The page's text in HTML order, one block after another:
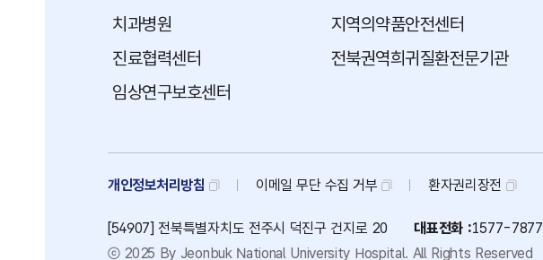
치과병원
지역의약품안전센터
진료협력센터
전북권역희귀질환전문기관
임상연구보호센터
개인정보처리방침 이메일 무단수집 거부 환자권리장전
[54907] 전북특별자치도 전주시 덕진구 건지로 20 대표전화 :1577-7877
ⓒ 2025 By Jeonbuk National University Hospital. All Rights Reserved